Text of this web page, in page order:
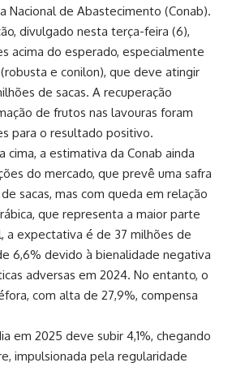
Nacional de Abastecimento (Conab).
divulgado nesta terça-feira (6),
acima do esperado, especialmente
e conilon), que deve atingir
de sacas. A recuperação
de frutos nas lavouras foram
para o resultado positivo.
cima, a estimativa da Conab ainda
do mercado, que prevê uma safra
sacas, mas com queda em relação
que representa a maior parte
a expectativa é de 37 milhões de
6,6% devido à bienalidade negativa
adversas em 2024. No entanto, o
com alta de 27,9%, compensa
em 2025 deve subir 4,1%, chegando
impulsionada pela regularidade